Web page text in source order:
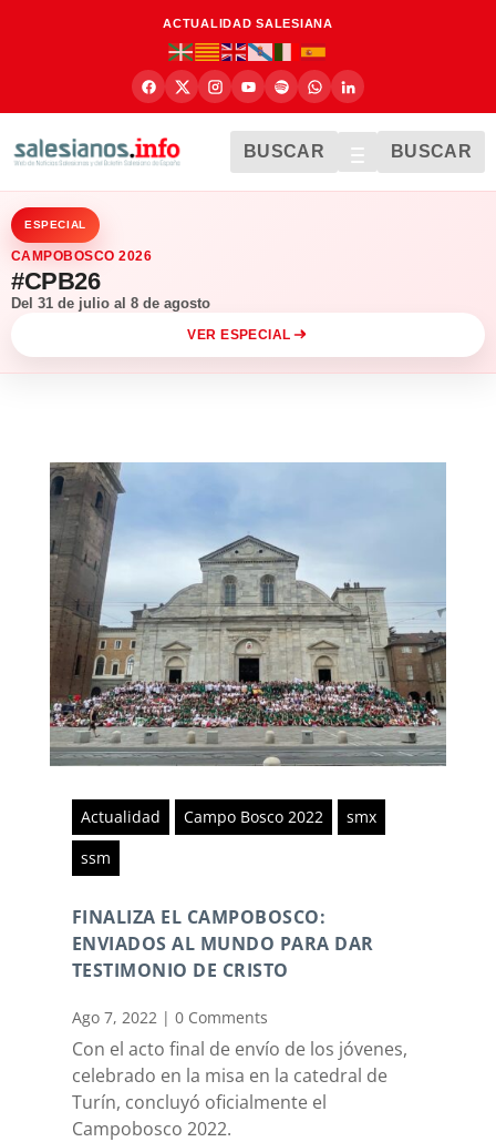
ACTUALIDAD SALESIANA
BUSCAR BUSCAR
ESPECIAL
CAMPOBOSCO 2026
#CPB26
Del 31 de julio al 8 de agosto
VER ESPECIAL
Actualidad Campo Bosco 2022
smx
ssm
FINALIZA EL CAMPOBOSCO:
ENVIADOS AL MUNDO PARA DAR
TESTIMONIO DE CRISTO
Ago 7, 2022| 0 Comments
Con el acto final de envío de los jóvenes,
celebrado en la misa en la catedral de
Turín, concluyó oficialmente el
Campobosco 2022.